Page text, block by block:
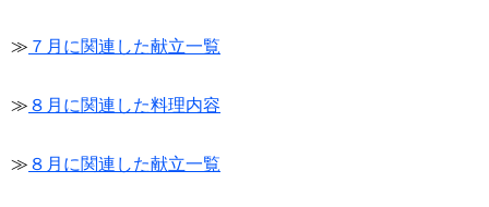
≫ ７月に関連した献立一覧
≫ ８月に関連した料理内容
≫ ８月に関連した献立一覧